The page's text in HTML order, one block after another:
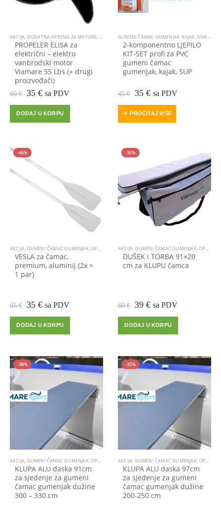
AKCIJA, DODATNA OPREMA ZA MOTORE, VANBRODSKI MOTOR
PROPELER ELISA za
električni – elektro
vanbrodski motor
Viamare 55 Lbs (+ drugi
proizvođači)
60€ Izvorna
bila
35 €Trenutna
je:
sa PDV
DODAJ U KORPU
GUMENI ČAMAC GUMENJAK, KAJAK, KANU ,
2-komponentno LJEPILO
KIT-SET profi za PVC
gumeni čamac
gumenjak, kajak, SUP
45€ Izvorna
bila
35 €Trenutna
je:
sa PDV
PROČITAJ VIŠE
-46%
AKCIJA, GUMENI ČAMAC GUMENJAK,OPREMA ZA ČAMCE
VESLA za čamac,
premium, aluminij (2x =
1 par)
65€ Izvorna
bila
35 €Trenutna
je:
sa PDV
DODAJ U KORPU
-35%
AKCIJA, GUMENI ČAMAC GUMENJAK,OPREMA ZA ČAMCE
DUŠEK i TORBA 91×20
cm za KLUPU čamca
60€ Izvorna
bila
39 €Trenutna
je:
sa PDV
DODAJ U KORPU
-38%
AKCIJA GUMENI ČAMAC GUMENJAK ,OPREMA ZA ČAMCE
KLUPA ALU daska 91cm
za sjedenje za gumeni
čamac gumenjak dužine
300 – 330 cm
-35%
AKCIJA GUMENI ČAMAC GUMENJAK ,OPREMA ZA ČAMCE
KLUPA ALU daska 97cm
za sjedenje za gumeni
čamac gumenjak dužine
200-250 cm